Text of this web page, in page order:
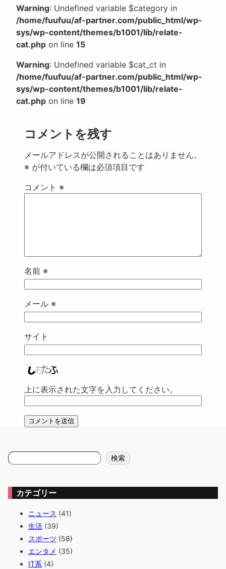
Warning: Undefined variable $category in
/home/fuufuu/af-partner.com/public_html/wp-
sys/wp-content/themes/b1001/lib/relate-
cat.php on line 15
Warning: Undefined variable $cat_ct in
/home/fuufuu/af-partner.com/public_html/wp-
sys/wp-content/themes/b1001/lib/relate-
cat.php on line 19
コメントを残す
メールアドレスが公開されることはありません。
※ が付いている欄は必須項目です
コメント ※
名前 ※
メール ※
サイト
上に表示された文字を入力してください。
検
索
検索
カテゴリー
ニュース (41)
生活 (39)
スポーツ (58)
エンタメ (35)
IT系 (4)